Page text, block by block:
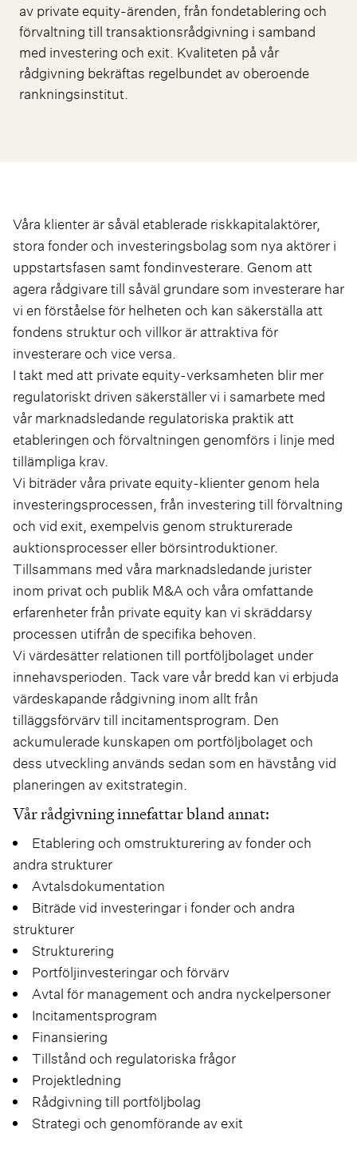
av private equity-ärenden, från fondetablering och
förvaltning till transaktionsrådgivning i samband
med investering och exit. Kvaliteten på vår
rådgivning bekräftas regelbundet av oberoende
rankningsinstitut.
Våra klienter är såväl etablerade riskkapitalaktörer,
stora fonder och investeringsbolag som nya aktörer i
uppstartsfasen samt fondinvesterare. Genom att
agera rådgivare till såväl grundare som investerare har
vi en förståelse för helheten och kan säkerställa att
fondens struktur och villkor är attraktiva för
investerare och vice versa.
I takt med att private equity-verksamheten blir mer
regulatoriskt driven säkerställer vi i samarbete med
vår marknadsledande regulatoriska praktik att
etableringen och förvaltningen genomförs i linje med
tillämpliga krav.
Vi biträder våra private equity-klienter genom hela
investeringsprocessen, från investering till förvaltning
och vid exit, exempelvis genom strukturerade
auktionsprocesser eller börsintroduktioner.
Tillsammans med våra marknadsledande jurister
inom privat och publik M&A och våra omfattande
erfarenheter från private equity kan vi skräddarsy
processen utifrån de specifika behoven.
Vi värdesätter relationen till portföljbolaget under
innehavsperioden. Tack vare vår bredd kan vi erbjuda
värdeskapande rådgivning inom allt från
tilläggsförvärv till incitamentsprogram. Den
ackumulerade kunskapen om portföljbolaget och
dess utveckling används sedan som en hävstång vid
planeringen av exitstrategin.
Vår rådgivning innefattar bland annat:
Etablering och omstrukturering av fonder och
andra strukturer
Avtalsdokumentation
Biträde vid investeringar i fonder och andra
strukturer
Strukturering
Portföljinvesteringar och förvärv
Avtal för management och andra nyckelpersoner
Incitamentsprogram
Finansiering
Tillstånd och regulatoriska frågor
Projektledning
Rådgivning till portföljbolag
Strategi och genomförande av exit